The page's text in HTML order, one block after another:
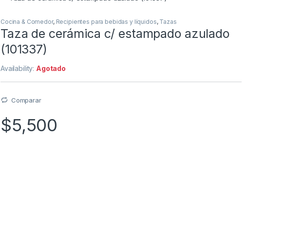
Cocina & Comedor, Recipientes para bebidas y líquidos, Tazas
Taza de cerámica c/ estampado azulado
(101337)
Availability: Agotado
Comparar
$5,500